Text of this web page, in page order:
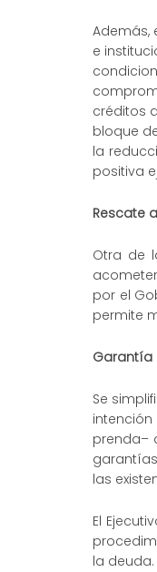
Además,
e
créditos
bloque
la
positiva
Rescate
Otra de
por el
permite
Garantía
Se
prenda–
las
El
la deuda.